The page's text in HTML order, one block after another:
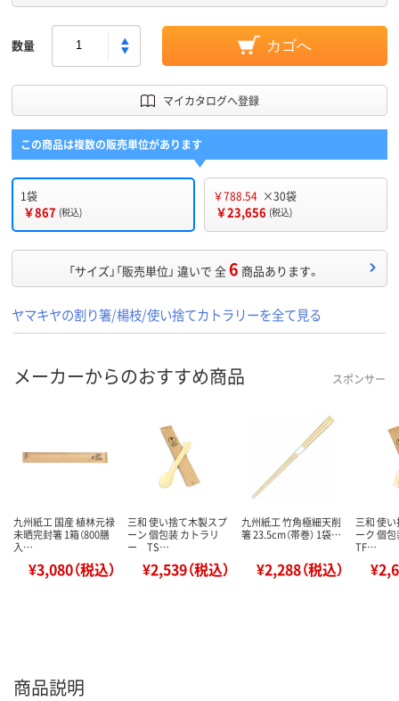
数量 カゴへ
マイカタログへ登録
この商品は複数の販売単位があります
1袋
￥867 (税込)
￥788.54 ×30袋
￥23,656 (税込)
「サイズ」「販売単位」 違いで 全6 商品あります。
ヤマキヤの割り箸/楊枝/使い捨てカトラリーを全て見る
メーカーからのおすすめ商品 スポンサー
九州紙工 国産 植林元禄
未晒完封箸 1箱（800膳
入…
¥3,080（税込）
三和 使い捨て木製スプ
ーン 個包装 カトラリ
ー TS…
¥2,539（税込）
九州紙工 竹角極細天削
箸 23.5cm（帯巻） 1袋…
¥2,288（税込）
三和 使
ーク 個
TF…
商品説明